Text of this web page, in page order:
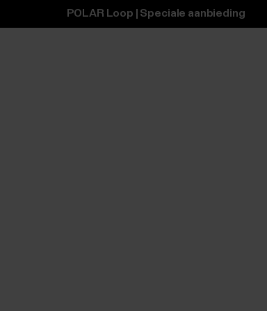
POLAR Loop | Speciale aanbieding